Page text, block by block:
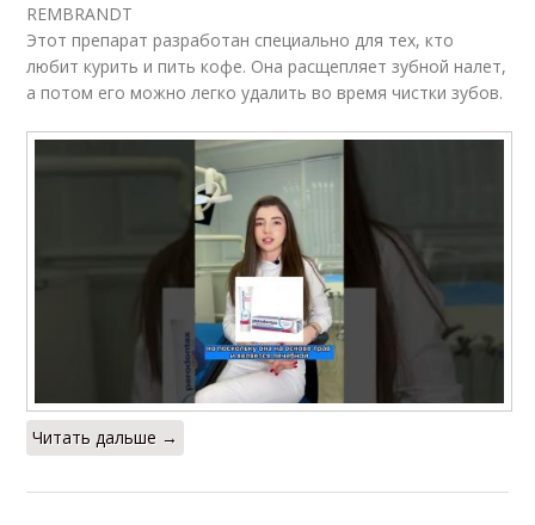
REMBRANDT
Этот препарат разработан специально для тех, кто
любит курить и пить кофе. Она расщепляет зубной налет,
а потом его можно легко удалить во время чистки зубов.
Читать дальше →